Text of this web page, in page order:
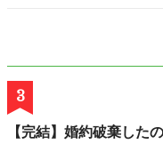
3
【完結】婚約破棄した